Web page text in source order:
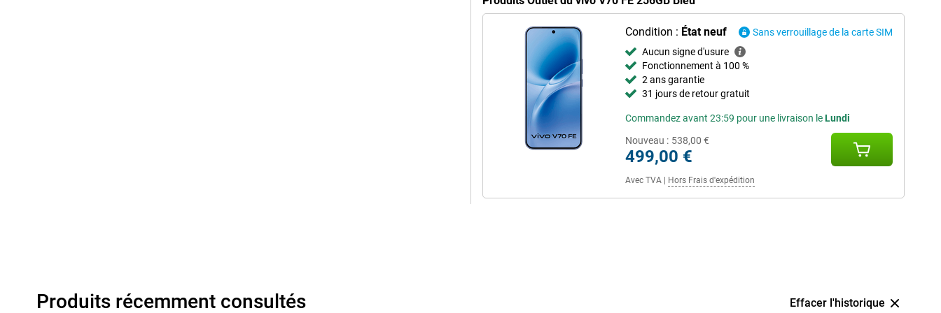
Condition : État neuf
Sans verrouillage de la carte SIM
Aucun signe d'usure
Fonctionnement à 100 %
2 ans garantie
31 jours de retour gratuit
Commandez avant 23:59 pour une livraison leLundi
Nouveau : 538,00 €
499,00 €
Avec TVA| Hors Frais d'expédition
Produits récemment consultés Effacer l'historique